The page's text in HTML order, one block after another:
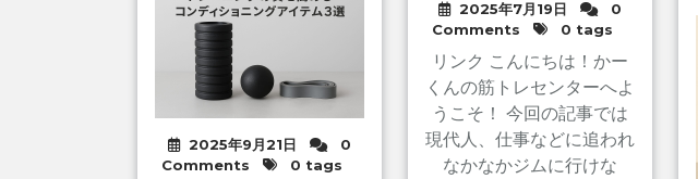
2025年9月21日
0
Comments
0 tags
2025年7月19日
0
Comments
0 tags
リンク こんにちは！かー
くんの筋トレセンターへよ
うこそ！ 今回の記事では
現代人、仕事などに追われ
なかなかジムに行けな